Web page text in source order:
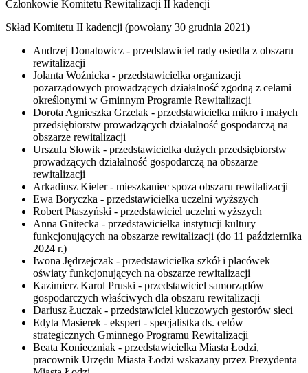
Członkowie Komitetu Rewitalizacji II kadencji
Skład Komitetu II kadencji (powołany 30 grudnia 2021)
Andrzej Donatowicz - przedstawiciel rady osiedla z obszaru
rewitalizacji
Jolanta Woźnicka - przedstawicielka organizacji
pozarządowych prowadzących działalność zgodną z celami
określonymi w Gminnym Programie Rewitalizacji
Dorota Agnieszka Grzelak - przedstawicielka mikro i małych
przedsiębiorstw prowadzących działalność gospodarczą na
obszarze rewitalizacji
Urszula Słowik - przedstawicielka dużych przedsiębiorstw
prowadzących działalność gospodarczą na obszarze
rewitalizacji
Arkadiusz Kieler - mieszkaniec spoza obszaru rewitalizacji
Ewa Boryczka - przedstawicielka uczelni wyższych
Robert Ptaszyński - przedstawiciel uczelni wyższych
Anna Gnitecka - przedstawicielka instytucji kultury
funkcjonujących na obszarze rewitalizacji (do 11 października
2024 r.)
Iwona Jędrzejczak - przedstawicielka szkół i placówek
oświaty funkcjonujących na obszarze rewitalizacji
Kazimierz Karol Pruski - przedstawiciel samorządów
gospodarczych właściwych dla obszaru rewitalizacji
Dariusz Łuczak - przedstawiciel kluczowych gestorów sieci
Edyta Masierek - ekspert - specjalistka ds. celów
strategicznych Gminnego Programu Rewitalizacji
Beata Konieczniak - przedstawicielka Miasta Łodzi,
pracownik Urzędu Miasta Łodzi wskazany przez Prezydenta